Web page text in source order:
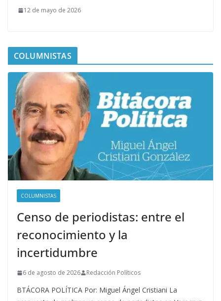
12 de mayo de 2026
COLUMNISTAS
COLUMNISTAS
Censo de periodistas: entre el
reconocimiento y la
incertidumbre
6 de agosto de 2026 Redacción Políticos
BTÁCORA POLÍTICA Por: Miguel Ángel Cristiani La